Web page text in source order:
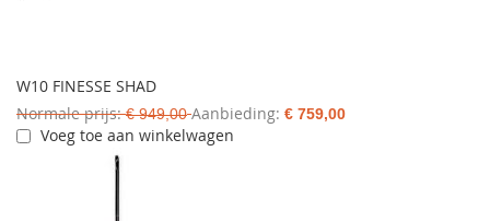
W10 FINESSE SHAD
Normale prijs € 949,00 Aanbieding € 759,00
Voeg toe aan winkelwagen